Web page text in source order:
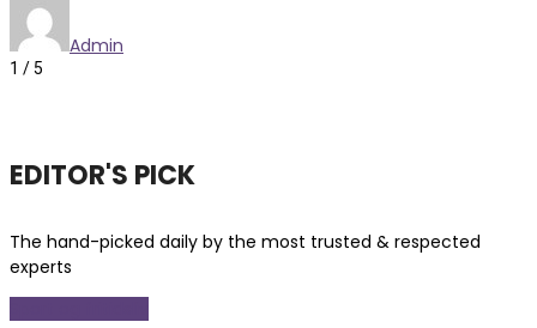
Admin
1 /5
EDITOR'S PICK
The hand-picked daily by the most trusted & respected
experts